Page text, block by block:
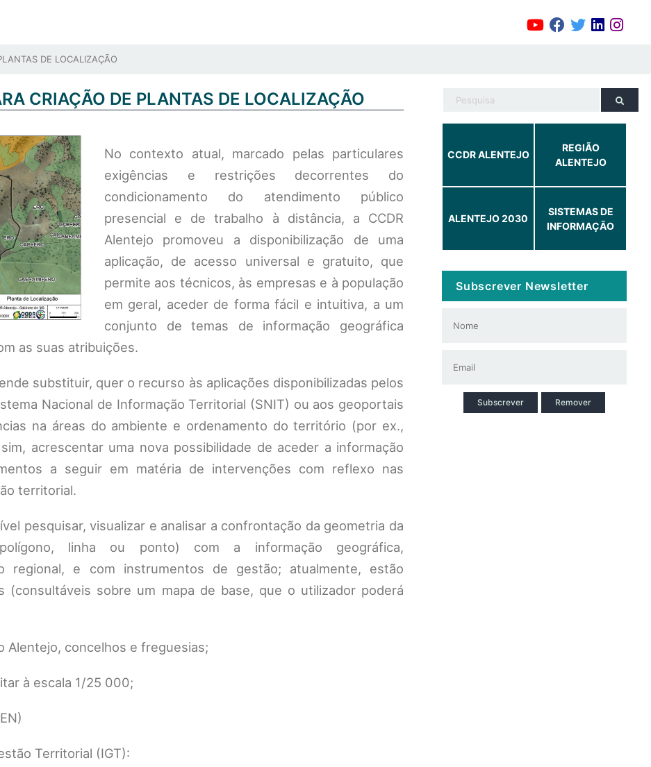
DE LOCALIZAÇÃO
CRIAÇÃO DE PLANTAS DE LOCALIZAÇÃO
No contexto atual, marcado pelas particulares
exigências e restrições decorrentes do
condicionamento do atendimento público
presencial e de trabalho à distância, a CCDR
Alentejo promoveu a disponibilização de uma
aplicação, de acesso universal e gratuito, que
permite aos técnicos, às empresas e à população
em geral, aceder de forma fácil e intuitiva, a um
conjunto de temas de informação geográfica
as suas atribuições.
substituir, quer o recurso às aplicações disponibilizadas pelos
Nacional de Informação Territorial (SNIT) ou aos geoportais
na áreas do ambiente e ordenamento do território (por ex.,
acrescentar uma nova possibilidade de aceder a informação
a seguir em matéria de intervenções com reflexo nas
territorial.
pesquisar, visualizar e analisar a confrontação da geometria da
linha ou ponto) com a informação geográfica,
regional, e com instrumentos de gestão; atualmente, estão
(consultáveis sobre um mapa de base, que o utilizador poderá
Alentejo, concelhos e freguesias;
à escala 1/25 000;
Territorial (IGT):
CCDR ALENTEJO
REGIÃO
ALENTEJO
ALENTEJO 2030
SISTEMAS DE
INFORMAÇÃO
Subscrever Newsletter
Subscrever Remover